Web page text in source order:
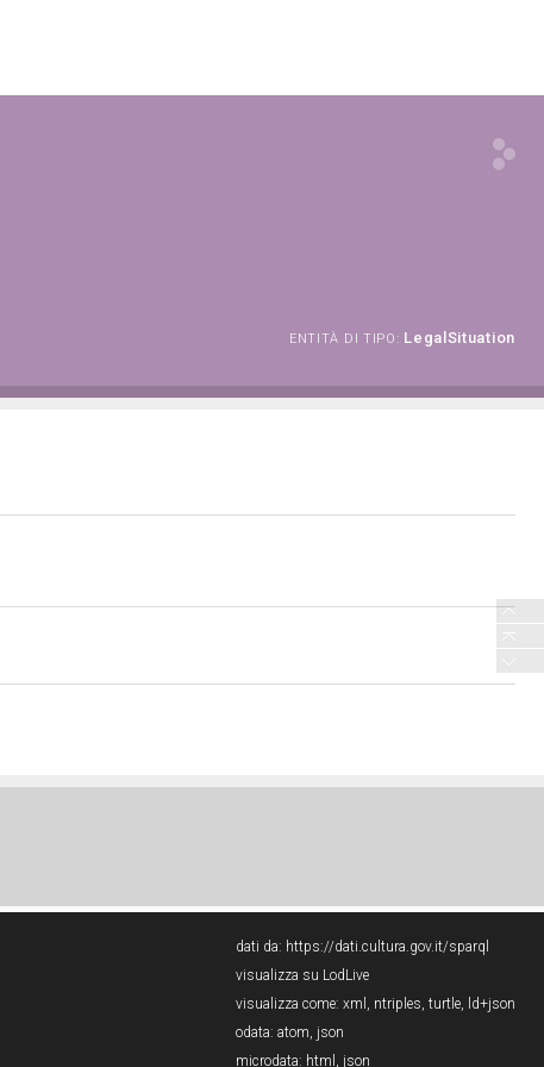
ENTITÀ DI TIPO: LegalSituation
dati da: https://dati.cultura.gov.it/sparql
visualizza su LodLive
visualizza come: xml , ntriples, turtle, ld+json
odata: atom, json
microdata: html , json